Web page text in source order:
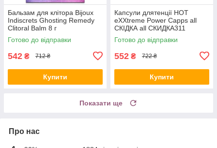
Бальзам для клітора Bijoux
Indiscrets Ghosting Remedy
Clitoral Balm 8 г
Готово до відправки
542 ₴ 712 ₴
Купити
Капсули длятенції HOT
eXXtreme Power Capps all
СКІДКА all СКИДКА311
Готово до відправки
552 ₴ 722 ₴
Купити
Показати ще
Про нас